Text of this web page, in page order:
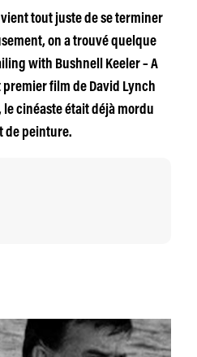
vient tout juste de se terminer
on a trouvé quelque
with Bushnell Keeler – A
premier film de David Lynch
le cinéaste était déjà mordu
de peinture.